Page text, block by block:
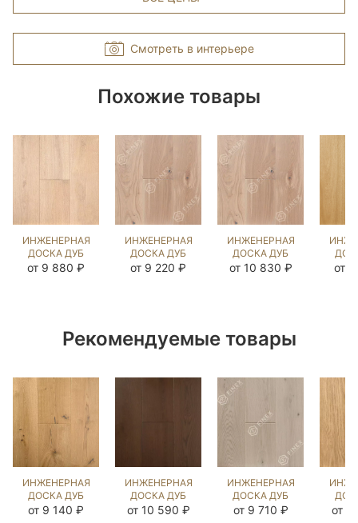
Смотреть в интерьере
Похожие товары
ИНЖЕНЕРНАЯ
ДОСКА ДУБ
КАРЛАЙЛ
от 9 880 ₽
ИНЖЕНЕРНАЯ
ДОСКА ДУБ
COLONIAL
от 9 220 ₽
ИНЖЕНЕРНАЯ
ДОСКА ДУБ
COLONIAL
от 10 830 ₽ от
Рекомендуемые товары
ИНЖЕНЕРНАЯ
ДОСКА ДУБ
НАТУРАЛЬНЫЙ
от 9 140 ₽
ИНЖЕНЕРНАЯ
ДОСКА ДУБ
ЧЁРНЫЙ
от 10 590 ₽
ИНЖЕНЕРНАЯ
ДОСКА ДУБ
ГРЭМ
от 9 710 ₽ от